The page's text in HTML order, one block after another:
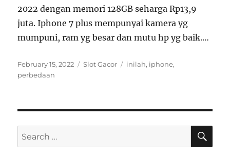
2022 dengan memori 128GB seharga Rp13,9
juta. Iphone 7 plus mempunyai kamera yg
mumpuni, ram yg besar dan mutu hp yg baik.…
Posted
on
February 15, 2022 Categories
Slot Gacor Tags
inilah, iphone,
perbedaan
Search
for: